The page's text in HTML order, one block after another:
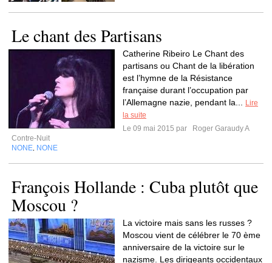
Le chant des Partisans
Catherine Ribeiro Le Chant des
partisans ou Chant de la libération
est l’hymne de la Résistance
française durant l’occupation par
l’Allemagne nazie, pendant la...
Lire
la suite
Le 09 mai 2015 par
Roger Garaudy A
Contre-Nuit
NONE NONE
François Hollande : Cuba plutôt que
Moscou ?
La victoire mais sans les russes ?
Moscou vient de célébrer le 70 ème
anniversaire de la victoire sur le
nazisme. Les dirigeants occidentaux